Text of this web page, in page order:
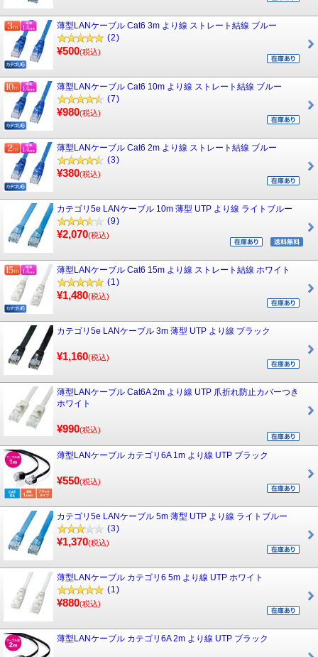
薄型LANケーブル Cat6 3m より線 ストレート結線 ブルー
(2)
¥500(税込)
薄型LANケーブル Cat6 10m より線 ストレート結線 ブルー
(7)
¥980(税込)
薄型LANケーブル Cat6 2m より線 ストレート結線 ブルー
(3)
¥380(税込)
カテゴリ5e LANケーブル 10m 薄型 UTP より線 ライトブルー
(9)
¥2,070(税込)
薄型LANケーブル Cat6 15m より線 ストレート結線 ホワイト
(1)
¥1,480(税込)
カテゴリ5e LANケーブル 3m 薄型 UTP より線 ブラック
¥1,160(税込)
薄型LANケーブル Cat6A 2m より線 UTP 爪折れ防止カバーつき
ホワイト
¥990(税込)
薄型LANケーブル カテゴリ6A 1m より線 UTP ブラック
¥550(税込)
カテゴリ5e LANケーブル 5m 薄型 UTP より線 ライトブルー
(3)
¥1,370(税込)
薄型LANケーブル カテゴリ6 5m より線 UTP ホワイト
(1)
¥880(税込)
薄型LANケーブル カテゴリ6A 2m より線 UTP ブラック